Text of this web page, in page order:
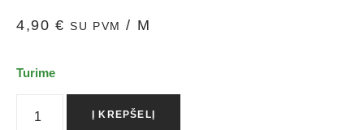
4,90 € SU PVM / M
Turime
Į KREPŠELĮ